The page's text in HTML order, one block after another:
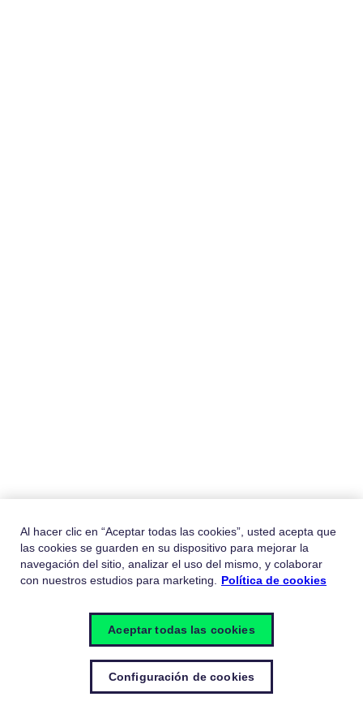
Al hacer clic en “Aceptar todas las cookies”, usted acepta que
las cookies se guarden en su dispositivo para mejorar la
navegación del sitio, analizar el uso del mismo, y colaborar
con nuestros estudios para marketing.
Política de cookies
Configuración de cookies
Aceptar todas las cookies